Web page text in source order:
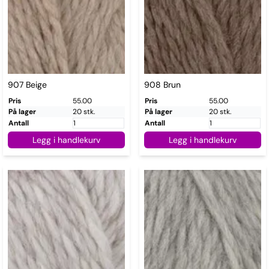
907 Beige
Pris
55.00
På lager
20 stk.
Antall
Legg i handlekurv
908 Brun
Pris
55.00
På lager
20 stk.
Antall
Legg i handlekurv